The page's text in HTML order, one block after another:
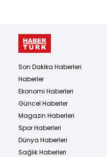
Son Dakika Haberleri
Haberler
Ekonomi Haberleri
Güncel Haberler
Magazin Haberleri
Spor Haberleri
Dünya Haberleri
Sağlık Haberleri